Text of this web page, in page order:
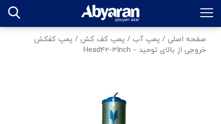
صفحه اصلی / پمپ آب / پمپ کف کش / پمپ کفکش
خروجی از بالای توحید - Head42-3Inch